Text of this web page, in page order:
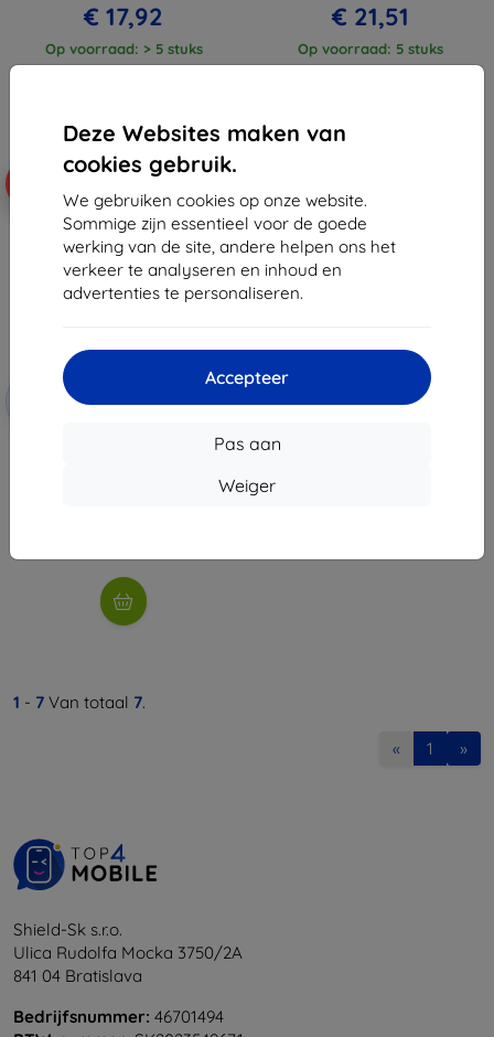
Deze Websites maken van
cookies gebruik.
We gebruiken cookies op onze website.
Sommige zijn essentieel voor de goede
werking van de site, andere helpen ons het
verkeer te analyseren en inhoud en
advertenties te personaliseren.
Accepteer
Pas aan
Weiger
€ 17,92
Op voorraad: > 5 stuks
€ 21,51
Op voorraad: 5 stuks
met
EXTRA10
Spigen Liquid Air, mat zwart -
1 - 7 Van totaal 7.
« 1 »
Shield-Sk s.r.o.
Ulica Rudolfa Mocka 3750/2A
841 04 Bratislava
Bedrijfsnummer: 46701494